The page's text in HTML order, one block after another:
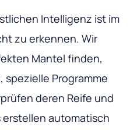
Intelligenz ist im
zu erkennen. Wir
Mantel finden,
Programme
deren Reife und
automatisch